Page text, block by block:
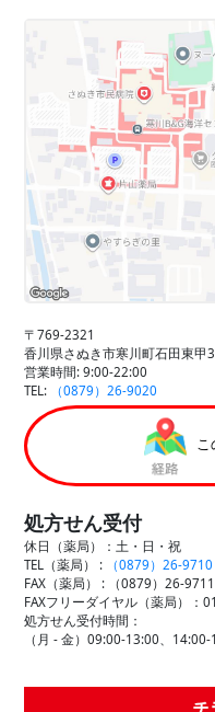
〒769-2321
香川県さぬき市寒川町石田東甲
営業時間: 9:00-22:00
TEL:
（0879）26-9020
こ
処方せん受付
休日（薬局）：土・日・祝
TEL（薬局） :
（0879）26-9710
FAX（薬局） :
（0879）26-9711
FAXフリーダイヤル（薬局）：
処方せん受付時間：
（月 - 金）09:00-13:00、14:00-